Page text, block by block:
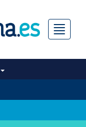
Menú